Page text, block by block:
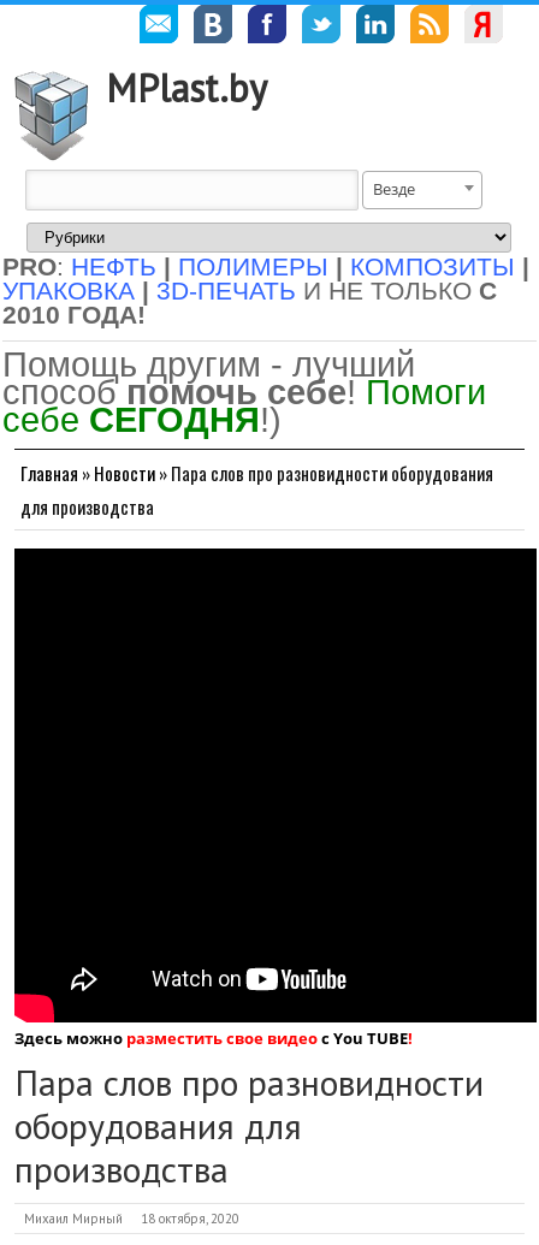
MPlast.by
Везде
PRO: НЕФТЬ | ПОЛИМЕРЫ | КОМПОЗИТЫ |
УПАКОВКА | 3D-ПЕЧАТЬ И НЕ ТОЛЬКО С
2010 ГОДА!
Помощь другим - лучший
способ помочь себе! Помоги
себе СЕГОДНЯ!)
Главная »Новости»Пара слов про разновидности оборудования
для производства
Здесь можно разместить свое видеос You TUBE!
Пара слов про разновидности
оборудования для
производства
Михаил Мирный 18 октября, 2020